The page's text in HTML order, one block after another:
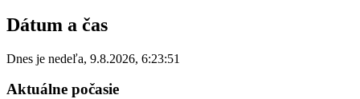
Dátum a čas
Dnes je nedeľa, 9.8.2026, 6:23:51
Aktuálne počasie